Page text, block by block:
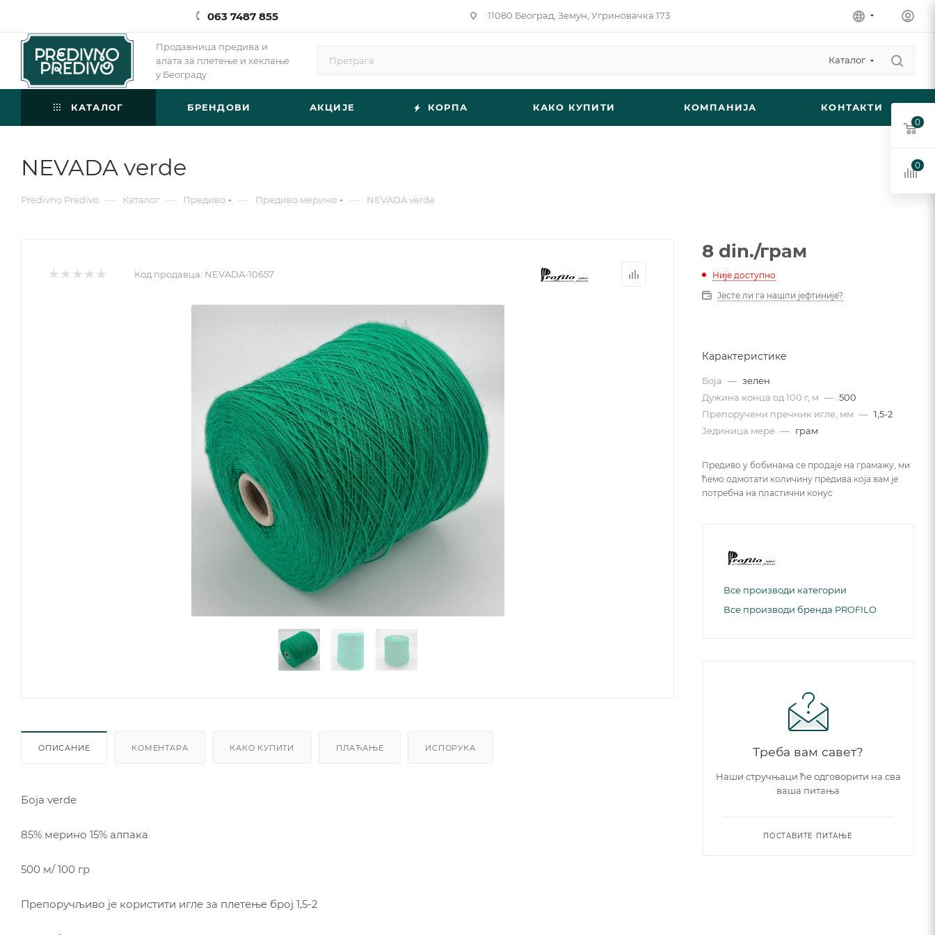
063 7487 855 11080 Београд, Земун, Угриновачка 173
Продавница предива и
алата за плетење и хеклање
у Београду
Каталог
КАТАЛОГ БРЕНДОВИ АКЦИЈЕ КОРПА КАКО КУПИТИ КОМПАНИЈА КОНТАКТИ
NEVADA verde
Predivno Predivo — Каталог — Предиво — Предиво мерино — NEVADA verde
Код продавца: NEVADA-10657
ОПИСАНИЕ КОМЕНТАРА КАКО КУПИТИ ПЛАЋАЊЕ ИСПОРУКА
Боjа verde
85% мерино 15% алпака
500 м/ 100 гр
Препоручљиво је користити игле за плетење број 1,5-2
8 din./грам
Није доступно
Јесте ли га нашли јефтиније?
Карактеристике
Боја — зелен
Дужина конца од 100 г, м — 500
Препоручени пречник игле, мм — 1,5-2
Јединица мере — грам
Предиво у бобинама се продаје на грамажу, ми
ћемо одмотати количину предива која вам је
потребна на пластични конус
Все производи категории
Все производи бренда PROFILO
Треба вам савет?
Наши стручњаци ће одговорити на сва
ваша питања
ПОСТАВИТЕ ПИТАЊЕ
0
0